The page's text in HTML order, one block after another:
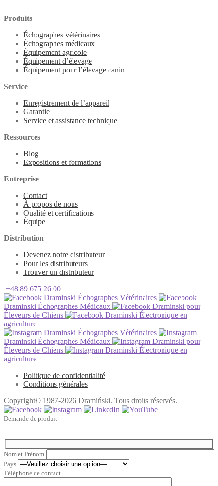
Produits
Échographes vétérinaires
Échographes médicaux
Équipement agricole
Équipement d’élevage
Équipement pour l’élevage canin
Service
Enregistrement de l’appareil
Garantie
Service et assistance technique
Ressources
Blog
Expositions et formations
Entreprise
Contact
À propos de nous
Qualité et certifications
Équipe
Distribution
Devenez notre distributeur
Pour les distributeurs
Trouver un distributeur
+48 89 675 26 00
Draminski Échographes Vétérinaires
Draminski Échographes Médicaux
Draminski pour
Éleveurs de Chiens
Draminski Électronique en
agriculture
Draminski Échographes Vétérinaires
Draminski Échographes Médicaux
Draminski pour
Éleveurs de Chiens
Draminski Électronique en
agriculture
Politique de confidentialité
Conditions générales
Copyright© 1987-2026 Dramiński. Tous droits réservés.
Demande de produit
Nom et Prénom
Pays
Téléphone de contact